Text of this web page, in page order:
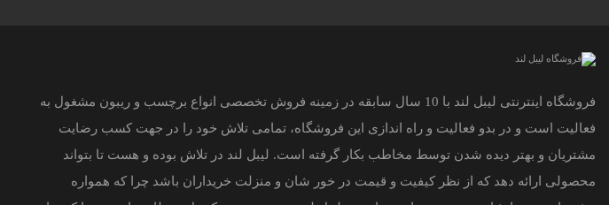
فروشگاه اینترنتی لیبل لند با 10 سال سابقه در زمینه فروش تخصصی انواع برچسب و ریبون مشغول به
فعالیت است و در بدو فعالیت و راه اندازی این فروشگاه، تمامی تلاش خود را در جهت کسب رضایت
مشتریان و بهتر دیده شدن توسط مخاطب بکار گرفته است. لیبل لند در تلاش بوده و هست تا بتواند
محصولی ارائه دهد که از نظر کیفیت و قیمت در خور شان و منزلت خریداران باشد چرا که همواره